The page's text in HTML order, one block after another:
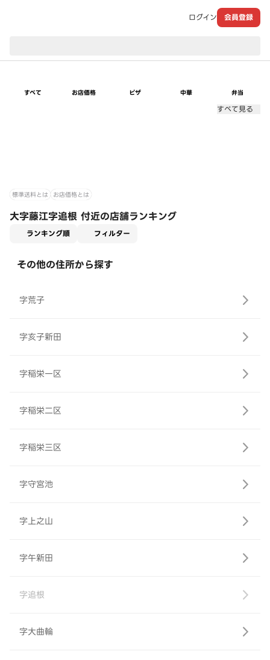
ログイン 会員登録
すべて お店価格 ピザ 中華 弁当
すべて見る
標準送料とは お店価格とは
大字藤江字追根 付近の店舗ランキング
ランキング順 フィルター
その他の住所から探す
字荒子
字亥子新田
字稲栄一区
字稲栄二区
字稲栄三区
字守宮池
字上之山
字午新田
字追根
字大曲輪